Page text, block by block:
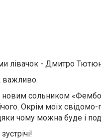
лівачок - Дмитро
важливо.
сольником
Окрім моїх
чому можна буде і